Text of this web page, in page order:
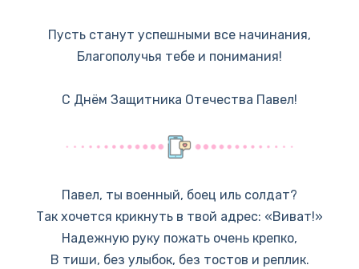
Пусть станут успешными все начинания,
Благополучья тебе и понимания!
С Днём Защитника Отечества Павел!
Павел, ты военный, боец иль солдат?
Так хочется крикнуть в твой адрес: «Виват!»
Надежную руку пожать очень крепко,
В тиши, без улыбок, без тостов и реплик.